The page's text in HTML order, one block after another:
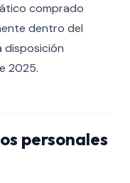
comprado
dentro del
disposición
2025.
personales